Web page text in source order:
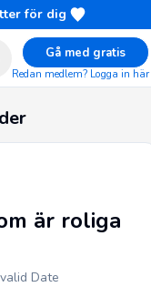
för dig
Gå med gratis
Redan medlem? Logga in här
är roliga
Date